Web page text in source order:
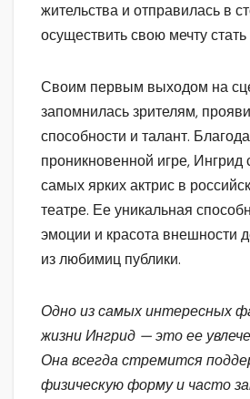
жительства и отправилась в
осуществить свою мечту стать
Своим первым выходом на
запомнилась зрителям,
способности и талант.
проникновенной игре, Ингрид
самых ярких актрис в
театре. Ее уникальная
эмоции и красота внешности
из любимиц публики.
Одно из самых интересных
жизни Ингрид — это ее
Она всегда стремится
физическую форму и часто